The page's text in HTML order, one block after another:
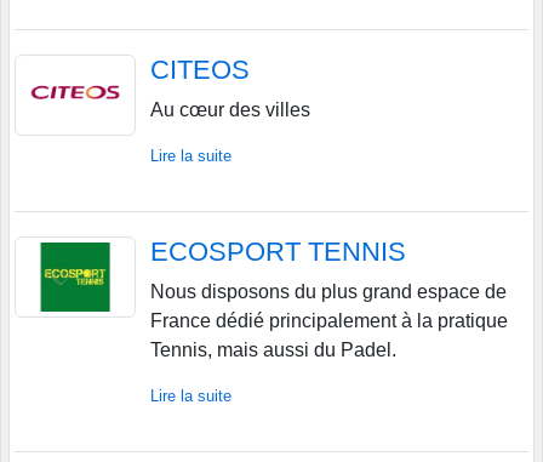
CITEOS
Au cœur des villes
Lire la suite
ECOSPORT TENNIS
Nous disposons du plus grand espace de
France dédié principalement à la pratique
Tennis, mais aussi du Padel.
Lire la suite